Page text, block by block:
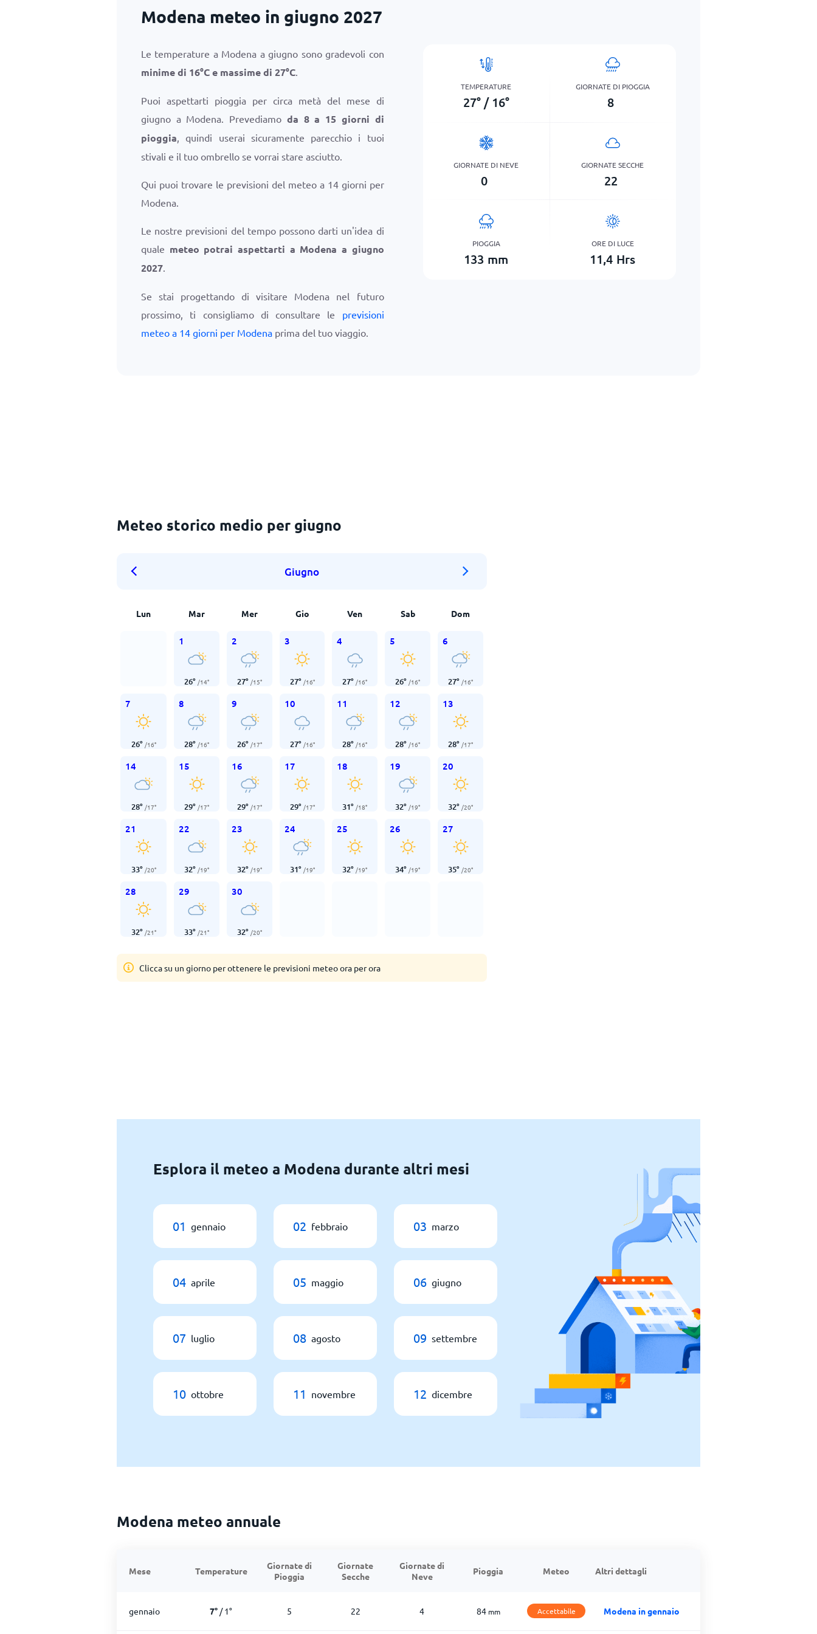
Modena meteo in giugno 2027
Le temperature a Modena a giugno sono gradevoli con
minime di 16°Ce massime di 27°C.
Puoi aspettarti pioggia per circa metà del mese di
giugno a Modena. Prevediamo da 8 a 15 giorni di
pioggia, quindi userai sicuramente parecchio i tuoi
stivali e il tuo ombrello se vorrai stare asciutto.
Qui puoi trovare le previsioni del meteo a 14 giorni per
Modena.
Le nostre previsioni del tempo possono darti un'idea di
quale meteo potrai aspettarti a Modena a giugno
2027.
Se stai progettando di visitare Modena nel futuro
prossimo, ti consigliamo di consultare le previsioni
meteo a 14 giorni per Modena prima del tuo viaggio.
TEMPERATURE
27° / 16°
GIORNATE DI PIOGGIA
8
GIORNATE DI NEVE
0
GIORNATE SECCHE
22
PIOGGIA
133 mm
ORE DI LUCE
11,4 Hrs
Meteo storico medio per giugno
Giugno
Lun Mar Mer Gio Ven Sab Dom
1
26° /14°
2
27° /15°
3
27° /16°
4
27° /16°
5
26° /16°
6
27° /16°
7
26° /16°
8
28° /16°
9
26° /17°
10
27° /16°
11
28° /16°
12
28° /16°
13
28° /17°
14
28° /17°
15
29° /17°
16
29° /17°
17
29° /17°
18
31° /18°
19
32° /19°
20
32° /20°
21
33° /20°
22
32° /19°
23
32° /19°
24
31° /19°
25
32° /19°
26
34° /19°
27
35° /20°
28
32° /21°
29
33° /21°
30
32° /20°
Clicca su un giorno per ottenere le previsioni meteo ora per ora
Esplora il meteo a Modena durante altri mesi
01 gennaio 02 febbraio 03 marzo
04 aprile 05 maggio 06 giugno
07 luglio 08 agosto 09 settembre
10 ottobre 11 novembre 12 dicembre
Modena meteo annuale
Mese Temperature
Giornate di
Pioggia
Giornate
Secche
Giornate di
Neve
Pioggia Meteo Altri dettagli
gennaio 7° /1° 5 22 4 84 mm Accettabile Modena in gennaio